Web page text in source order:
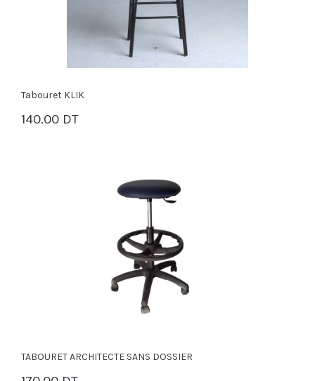
Tabouret KLIK
140.00 DT
PANIER
TABOURET ARCHITECTE SANS DOSSIER